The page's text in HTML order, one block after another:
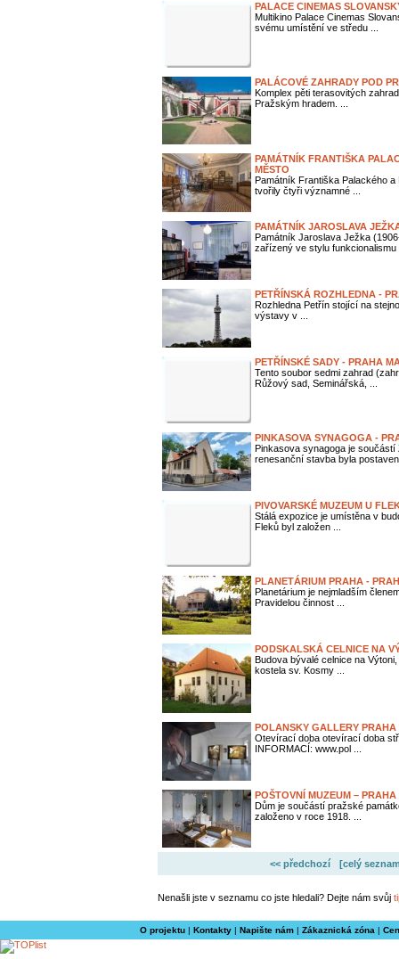
PALACE CINEMAS
Multikino Palace Cinemas
svému umístění ve středu ...
PALÁCOVÉ ZAHRADY POD
Komplex pěti terasovitých
Pražským hradem. ...
PAMÁTNÍK FRANTIŠKA
MĚSTO
Památník Františka Palackého
tvořily čtyři významné ...
PAMÁTNÍK JAROSLAVA
Památník Jaroslava Ježka
zařízený ve stylu funkcionalismu
PETŘÍNSKÁ ROZHLEDNA -
Rozhledna Petřín stojící na
výstavy v ...
PETŘÍNSKÉ SADY - PRAHA
Tento soubor sedmi zahrad
Růžový sad, Seminářská, ...
PINKASOVA SYNAGOGA -
Pinkasova synagoga je
renesanční stavba byla
PIVOVARSKÉ MUZEUM U
Stálá expozice je umístěna v
Fleků byl založen ...
PLANETÁRIUM PRAHA -
Planetárium je nejmladším
Pravidelou činnost ...
PODSKALSKÁ CELNICE NA
Budova bývalé celnice na
kostela sv. Kosmy ...
POLANSKY GALLERY PRAHA
Otevírací doba otevírací doba
INFORMACÍ: www.pol ...
POŠTOVNÍ MUZEUM – PRAHA
Dům je součástí pražské
založeno v roce 1918. ...
<< předchozí [celý
Nenašli jste v seznamu co jste hledali? Dejte nám svůj
O projektu| Kontakty| Napište nám| Zákaznická zóna |